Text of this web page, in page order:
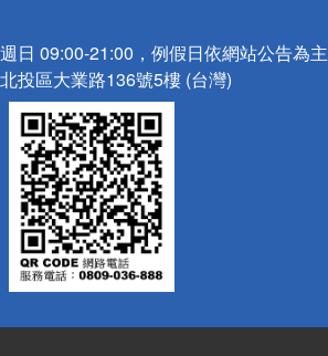
日 09:00-21:00，例假日依網站公告為主
投區大業路136號5樓 (台灣)